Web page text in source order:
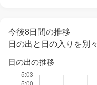
今後8日間の推移
日の出と日の入りを別
日の出の推移